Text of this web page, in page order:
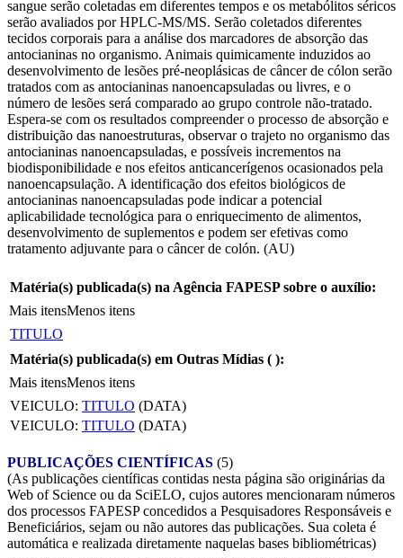
sangue serão coletadas em diferentes tempos e os metabólitos séricos
serão avaliados por HPLC-MS/MS. Serão coletados diferentes
tecidos corporais para a análise dos marcadores de absorção das
antocianinas no organismo. Animais quimicamente induzidos ao
desenvolvimento de lesões pré-neoplásicas de câncer de cólon serão
tratados com as antocianinas nanoencapsuladas ou livres, e o
número de lesões será comparado ao grupo controle não-tratado.
Espera-se com os resultados compreender o processo de absorção e
distribuição das nanoestruturas, observar o trajeto no organismo das
antocianinas nanoencapsuladas, e possíveis incrementos na
biodisponibilidade e nos efeitos anticancerígenos ocasionados pela
nanoencapsulação. A identificação dos efeitos biológicos de
antocianinas nanoencapsuladas pode indicar a potencial
aplicabilidade tecnológica para o enriquecimento de alimentos,
desenvolvimento de suplementos e podem ser efetivas como
tratamento adjuvante para o câncer de colón. (AU)
Matéria(s) publicada(s) na Agência FAPESP sobre o auxílio:
Mais itensMenos itens
TITULO
Matéria(s) publicada(s) em Outras Mídias ( ):
Mais itensMenos itens
VEICULO: TITULO (DATA)
VEICULO: TITULO (DATA)
PUBLICAÇÕES CIENTÍFICAS (5)
(As publicações científicas contidas nesta página são originárias da
Web of Science ou da SciELO, cujos autores mencionaram números
dos processos FAPESP concedidos a Pesquisadores Responsáveis e
Beneficiários, sejam ou não autores das publicações. Sua coleta é
automática e realizada diretamente naquelas bases bibliométricas)